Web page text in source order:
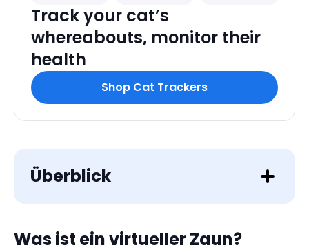
Track your cat’s
whereabouts, monitor their
health
Shop Cat Trackers
Überblick
Was ist ein virtueller Zaun?